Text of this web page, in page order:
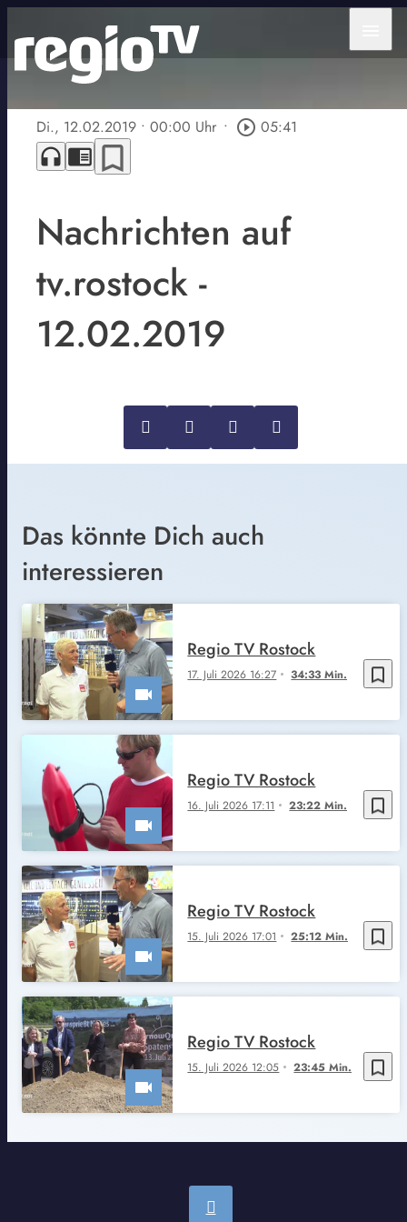
Di., 12.02.2019 • 00:00 Uhr • play_circle_outline 05:41
headphones chrome_reader_mode bookmark_border
Nachrichten auf
tv.rostock -
12.02.2019
Das könnte Dich auch
interessieren
bookmark_border
17. Juli 2026 16:27 34:33 Min.
Regio TV Rostock
bookmark_border
16. Juli 2026 17:11 23:22 Min.
Regio TV Rostock
bookmark_border
15. Juli 2026 17:01 25:12 Min.
Regio TV Rostock
bookmark_border
15. Juli 2026 12:05 23:45 Min.
Regio TV Rostock